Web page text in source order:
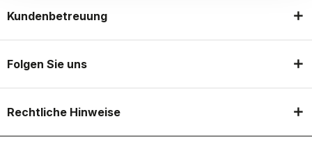
Kundenbetreuung
Folgen Sie uns
Rechtliche Hinweise